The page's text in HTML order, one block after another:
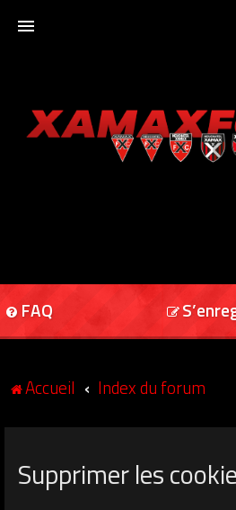
XAMAXFORUM
FAQ
Accueil Index du forum
Supprimer les